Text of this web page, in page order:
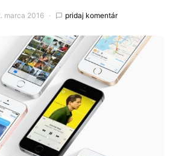
marca 2016 pridaj komentár